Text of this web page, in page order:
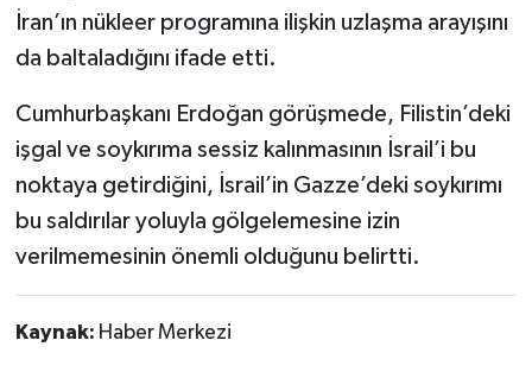
İran’ın nükleer programına ilişkin uzlaşma arayışını
da baltaladığını ifade etti.
Cumhurbaşkanı Erdoğan görüşmede, Filistin’deki
işgal ve soykırıma sessiz kalınmasının İsrail’i bu
noktaya getirdiğini, İsrail’in Gazze’deki soykırımı
bu saldırılar yoluyla gölgelemesine izin
verilmemesinin önemli olduğunu belirtti.
Kaynak: Haber Merkezi